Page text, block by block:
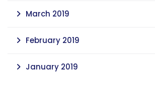
March 2019
February 2019
January 2019